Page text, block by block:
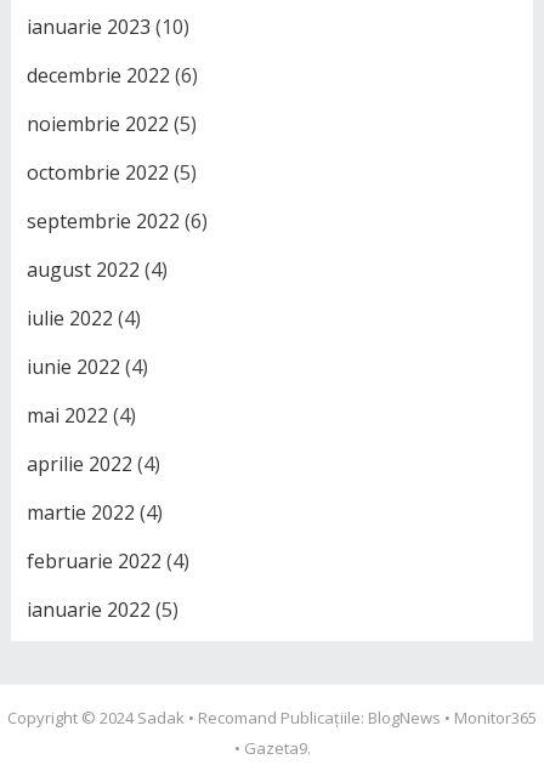
ianuarie 2023 (10)
decembrie 2022 (6)
noiembrie 2022 (5)
octombrie 2022 (5)
septembrie 2022 (6)
august 2022 (4)
iulie 2022 (4)
iunie 2022 (4)
mai 2022 (4)
aprilie 2022 (4)
martie 2022 (4)
februarie 2022 (4)
ianuarie 2022 (5)
Copyright © 2024Sadak • Recomand Publicațiile: BlogNews • Monitor365
• Gazeta9.